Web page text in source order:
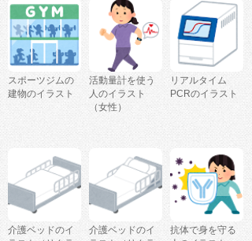
スポーツジムの
建物のイラスト
活動量計を使う
人のイラスト
（女性）
リアルタイム
PCRのイラスト
介護ベッドのイ
介護ベッドのイ
抗体で身を守る